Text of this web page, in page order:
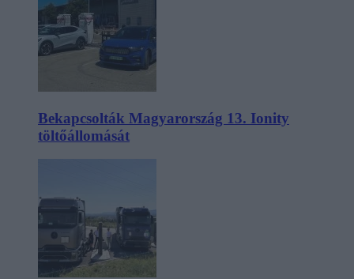
Bekapcsolták Magyarország 13. Ionity
töltőállomását